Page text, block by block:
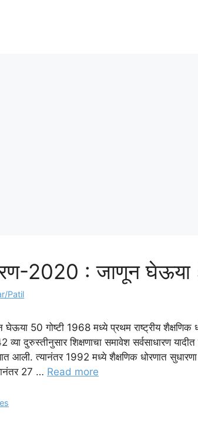
2020 : जाणून घेऊया
Patil
50 गोष्टी 1968 मध्ये प्रथम राष्ट्रीय शैक्षणिक
दुरुस्तीनुसार शिक्षणाचा समावेश सर्वसाधारण
आली. त्यानंतर 1992 मध्ये शैक्षणिक धोरणात
27 … Read more